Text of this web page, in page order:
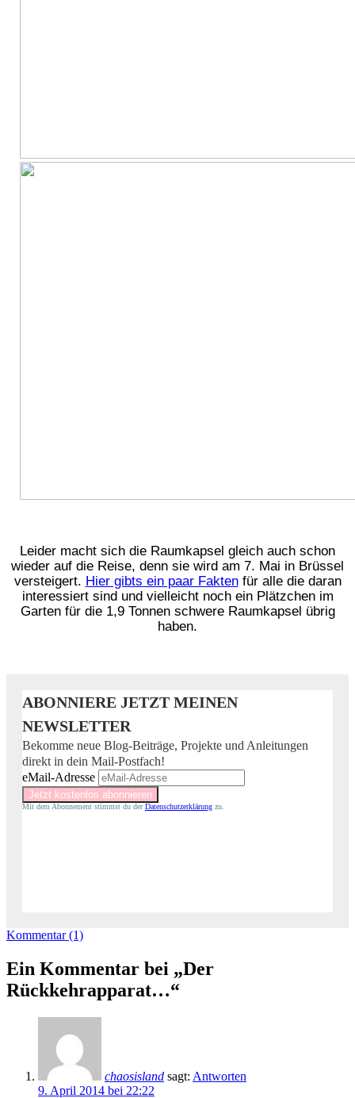
Leider macht sich die Raumkapsel gleich auch schon
wieder auf die Reise, denn sie wird am 7. Mai in Brüssel
versteigert. Hier gibts ein paar Faktenfür alle die daran
interessiert sind und vielleicht noch ein Plätzchen im
Garten für die 1,9 Tonnen schwere Raumkapsel übrig
haben.
ABONNIERE JETZT MEINEN
NEWSLETTER
Bekomme neue Blog-Beiträge, Projekte und Anleitungen
direkt in dein Mail-Postfach!
eMail-Adresse
Mit dem Abonnement stimmst du derDatenschutzerklärung zu.
Kommentar (1)
Ein Kommentar bei „Der
Rückkehrapparat…“
chaosisland sagt: Antworten
9. April 2014 bei 22:22